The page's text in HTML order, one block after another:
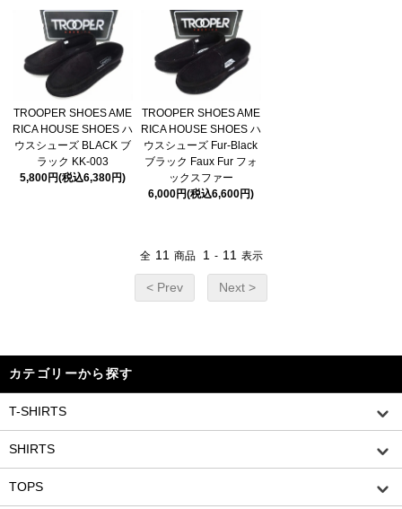
TROOPER SHOES AME
RICA HOUSE SHOES ハ
ウスシューズ BLACK ブ
ラック KK-003
5,800円(税込6,380円)
TROOPER SHOES AME
RICA HOUSE SHOES ハ
ウスシューズ Fur-Black
ブラック Faux Fur フォ
ックスファー
6,000円(税込6,600円)
全 11 商品 1 - 11 表示
< Prev Next >
カテゴリーから探す
T-SHIRTS
SHIRTS
TOPS